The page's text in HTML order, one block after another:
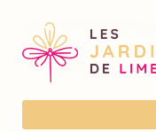
En cas de forte
horaires sur
sociaux avant
être adaptés